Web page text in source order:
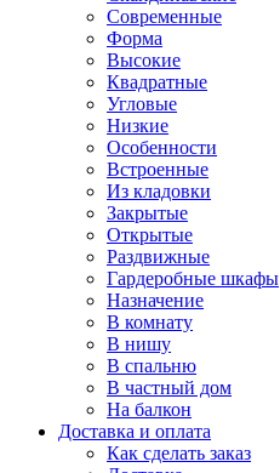
Современные
Форма
Высокие
Квадратные
Угловые
Низкие
Особенности
Встроенные
Из кладовки
Закрытые
Открытые
Раздвижные
Гардеробные шкафы
Назначение
В комнату
В нишу
В спальню
В частный дом
На балкон
Доставка и оплата
Как сделать заказ